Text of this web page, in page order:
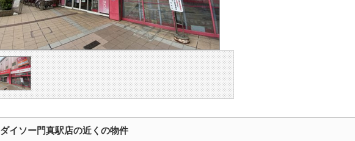
ダイソー門真駅店の近くの物件